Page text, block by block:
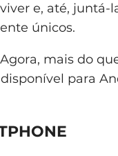
e, até, juntá-
únicos.
mais do
para